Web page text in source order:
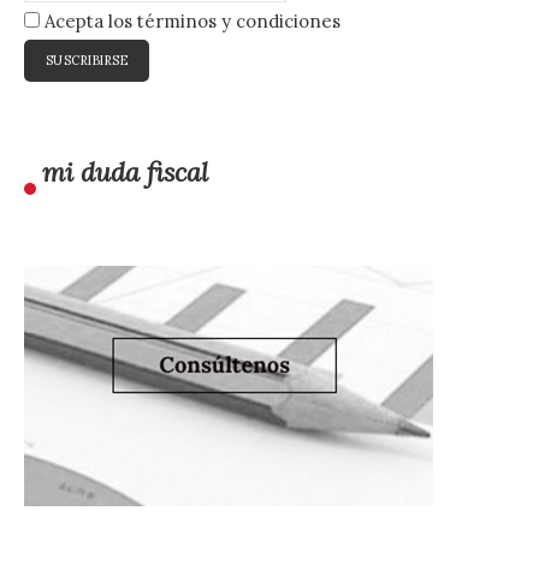
Acepta los términos y condiciones
mi duda fiscal